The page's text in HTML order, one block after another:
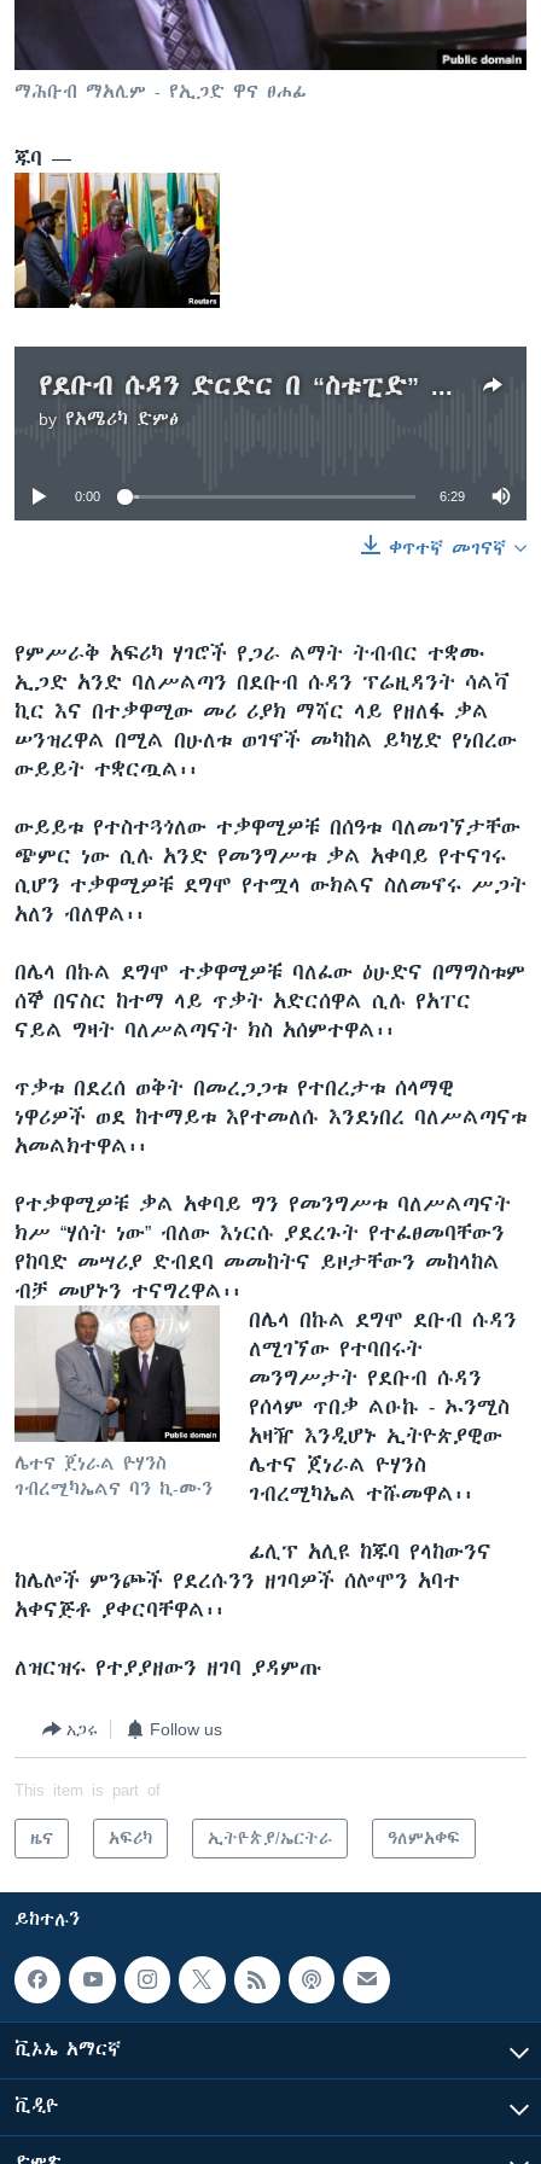
ቋንቋዎች
ማሕቡብ ማአሊም - የኢጋድ ዋና ፀሐፊ
ጁባ —
የደቡብ ሱዳን ድርድር በ “ስቱፒድ” ምክንያት ተቋረጠ
by የአሜሪካ ድምፅ
No media source currently available
0:00 6:29
ቀጥተኛ መገናኛ
የምሥራቅ አፍሪካ ሃገሮች የጋራ ልማት ትብብር ተቋሙ
ኢጋድ አንድ ባለሥልጣን በደቡብ ሱዳን ፕሬዚዳንት ሳልቫ
ኪር እና በተቃዋሚው መሪ ሪያክ ማሻር ላይ የዘለፋ ቃል
ሠንዝረዋል በሚል በሁለቱ ወገኖች መካከል ይካሄድ የነበረው
ውይይት ተቋርጧል፡፡
ውይይቱ የተስተጓጎለው ተቃዋሚዎቹ በሰዓቱ ባለመገኘታቸው
ጭምር ነው ሲሉ አንድ የመንግሥቱ ቃል አቀባይ የተናገሩ
ሲሆን ተቃዋሚዎቹ ደግሞ የተሟላ ውክልና ስለመኖሩ ሥጋት
አለን ብለዋል፡፡
በሌላ በኩል ደግሞ ተቃዋሚዎቹ ባለፈው ዕሁድና በማግስቱም
ሰኞ በናስር ከተማ ላይ ጥቃት አድርሰዋል ሲሉ የአፐር
ናይል ግዛት ባለሥልጣናት ክስ አሰምተዋል፡፡
ጥቃቱ በደረሰ ወቅት በመረጋጋቱ የተበረታቱ ሰላማዊ
ነዋሪዎች ወደ ከተማይቱ እየተመለሱ እንደነበረ ባለሥልጣናቱ
አመልክተዋል፡፡
የተቃዋሚዎቹ ቃል አቀባይ ግን የመንግሥቱ ባለሥልጣናት
ክሥ “ሃሰት ነው” ብለው እነርሱ ያደረጉት የተፈፀመባቸውን
የከባድ መሣሪያ ድብደባ መመከትና ይዞታቸውን መከላከል
ብቻ መሆኑን ተናግረዋል፡፡
ሌተና ጀነራል ዮሃንስ
ገብረሚካኤልና ባን ኪ-ሙን
በሌላ በኩል ደግሞ ደቡብ ሱዳን
ለሚገኘው የተባበሩት
መንግሥታት የደቡብ ሱዳን
የሰላም ጥበቃ ልዑኩ - ኡንሚስ
አዛዥ እንዲሆኑ ኢትዮጵያዊው
ሌተና ጀነራል ዮሃንስ
ገብረሚካኤል ተሹመዋል፡፡
ፊሊፕ አሊዩ ከጁባ የላከውንና
ከሌሎች ምንጮች የደረሱንን ዘገባዎች ሰሎሞን አባተ
አቀናጅቶ ያቀርባቸዋል፡፡
ለዝርዝሩ የተያያዘውን ዘገባ ያዳምጡ
አጋሩ Follow us
This item is part of
ዜና አፍሪካ ኢትዮጵያ/ኤርትራ ዓለምአቀፍ
ይከተሉን
ቪኦኤ አማርኛ
ቪዲዮ